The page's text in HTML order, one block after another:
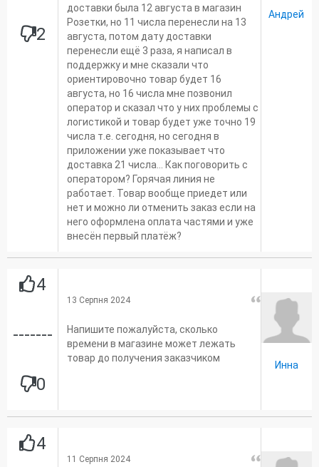
2
доставки была 12 августа в магазин
Розетки, но 11 числа перенесли на 13
августа, потом дату доставки
перенесли ещё 3 раза, я написал в
поддержку и мне сказали что
ориентировочно товар будет 16
августа, но 16 числа мне позвонил
оператор и сказал что у них проблемы с
логистикой и товар будет уже точно 19
числа т.е. сегодня, но сегодня в
приложении уже показывает что
доставка 21 числа... Как поговорить с
оператором? Горячая линия не
работает. Товар вообще приедет или
нет и можно ли отменить заказ если на
него оформлена оплата частями и уже
внесён первый платёж?
Андрей
4
-------
0
13 Серпня 2024
Напишите пожалуйста, сколько
времени в магазине может лежать
товар до получения заказчиком
Инна
4
11 Серпня 2024